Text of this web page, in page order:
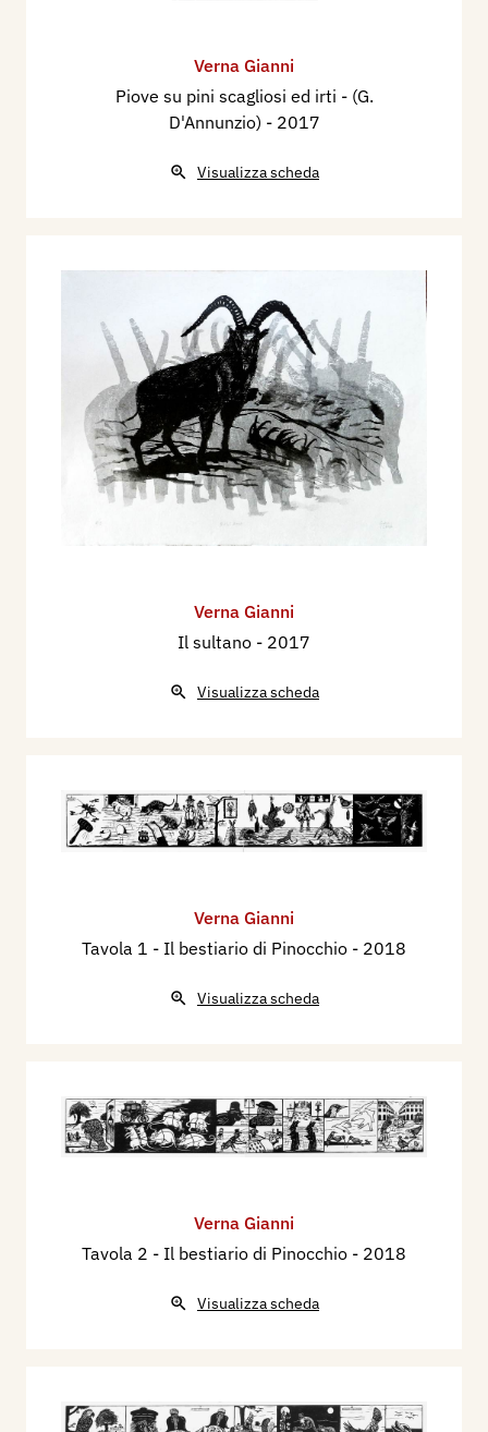
Verna Gianni
Piove su pini scagliosi ed irti - (G.
D'Annunzio) - 2017
Visualizza scheda
Verna Gianni
Il sultano - 2017
Visualizza scheda
Verna Gianni
Tavola 1 - Il bestiario di Pinocchio - 2018
Visualizza scheda
Verna Gianni
Tavola 2 - Il bestiario di Pinocchio - 2018
Visualizza scheda